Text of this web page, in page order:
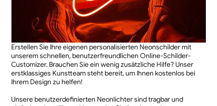
Erstellen Sie Ihre eigenen personalisierten Neonschilder mit
unserem schnellen, benutzerfreundlichen Online-Schilder-
Customizer. Brauchen Sie ein wenig zusätzliche Hilfe? Unser
erstklassiges Kunstteam steht bereit, um Ihnen kostenlos bei
Ihrem Design zu helfen!
Unsere benutzerdefinierten Neonlichter sind tragbar und